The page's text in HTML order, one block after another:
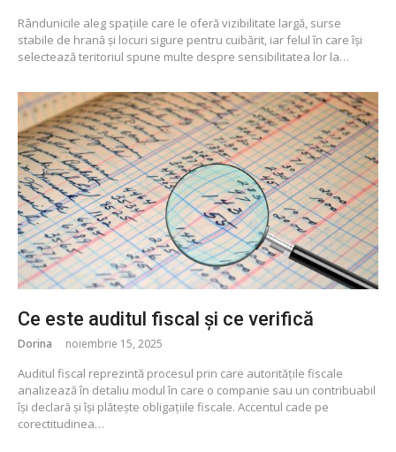
Rândunicile aleg spațiile care le oferă vizibilitate largă, surse
stabile de hrană și locuri sigure pentru cuibărit, iar felul în care își
selectează teritoriul spune multe despre sensibilitatea lor la…
Ce este auditul fiscal și ce verifică
Dorina noiembrie 15, 2025
Auditul fiscal reprezintă procesul prin care autoritățile fiscale
analizează în detaliu modul în care o companie sau un contribuabil
își declară și își plătește obligațiile fiscale. Accentul cade pe
corectitudinea…